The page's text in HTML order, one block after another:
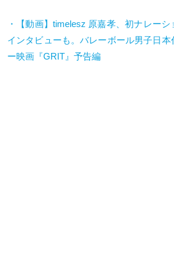
・【動画】timelesz 原嘉孝、初ナレー
インタビューも。バレーボール男子日本
ー映画『GRIT 』予告編